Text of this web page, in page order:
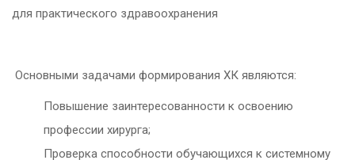
для практического здравоохранения
Основными задачами формирования ХК являются:
Повышение заинтересованности к освоению
профессии хирурга;
Проверка способности обучающихся к системному